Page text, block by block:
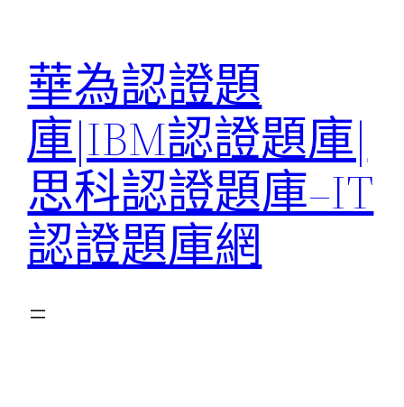
華為認證題
庫|IBM認證題庫|
思科認證題庫–IT
認證題庫網